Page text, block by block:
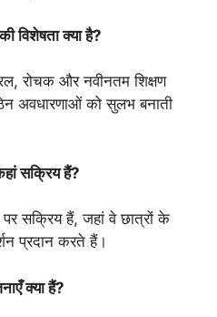
विशेषता क्या है?
रोचक और नवीनतम शिक्षण
अवधारणाओं को सुलभ बनाती
सक्रिय हैं?
सक्रिय हैं, जहां वे छात्रों के
प्रदान करते हैं।
क्या हैं?